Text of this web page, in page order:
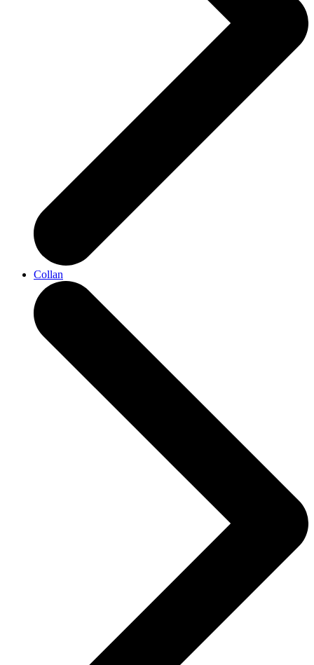
Collan